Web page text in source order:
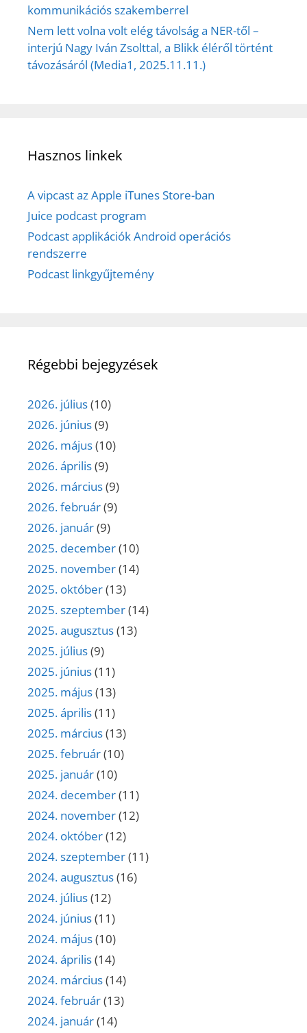
kommunikációs szakemberrel
Nem lett volna volt elég távolság a NER-től –
interjú Nagy Iván Zsolttal, a Blikk éléről történt
távozásáról (Media1, 2025.11.11.)
Hasznos linkek
A vipcast az Apple iTunes Store-ban
Juice podcast program
Podcast applikációk Android operációs
rendszerre
Podcast linkgyűjtemény
Régebbi bejegyzések
2026. július(10)
2026. június(9)
2026. május(10)
2026. április(9)
2026. március(9)
2026. február(9)
2026. január(9)
2025. december(10)
2025. november(14)
2025. október(13)
2025. szeptember(14)
2025. augusztus(13)
2025. július(9)
2025. június(11)
2025. május(13)
2025. április(11)
2025. március(13)
2025. február(10)
2025. január(10)
2024. december(11)
2024. november(12)
2024. október(12)
2024. szeptember(11)
2024. augusztus(16)
2024. július(12)
2024. június(11)
2024. május(10)
2024. április(14)
2024. március(14)
2024. február(13)
2024. január(14)